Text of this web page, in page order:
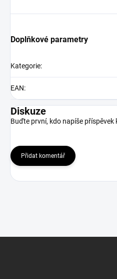
Doplňkové parametry
Kategorie:
EAN:
Diskuze
Buďte první, kdo napíše příspěvek
Přidat komentář